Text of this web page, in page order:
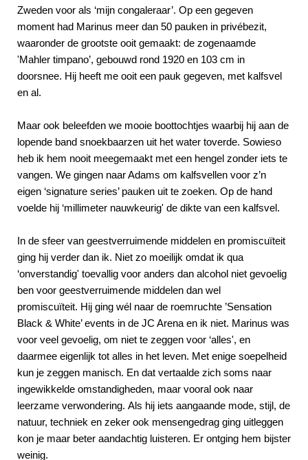
Zweden voor als ‘mijn congaleraar’. Op een gegeven
moment had Marinus meer dan 50 pauken in privébezit,
waaronder de grootste ooit gemaakt: de zogenaamde
'Mahler timpano’, gebouwd rond 1920 en 103 cm in
doorsnee. Hij heeft me ooit een pauk gegeven, met kalfsvel
en al.
Maar ook beleefden we mooie boottochtjes waarbij hij aan de
lopende band snoekbaarzen uit het water toverde. Sowieso
heb ik hem nooit meegemaakt met een hengel zonder iets te
vangen. We gingen naar Adams om kalfsvellen voor z’n
eigen ‘signature series’ pauken uit te zoeken. Op de hand
voelde hij ‘millimeter nauwkeurig' de dikte van een kalfsvel.
In de sfeer van geestverruimende middelen en promiscuïteit
ging hij verder dan ik. Niet zo moeilijk omdat ik qua
‘onverstandig' toevallig voor anders dan alcohol niet gevoelig
ben voor geestverruimende middelen dan wel
promiscuïteit. Hij ging wél naar de roemruchte ’Sensation
Black & White’ events in de JC Arena en ik niet. Marinus was
voor veel gevoelig, om niet te zeggen voor ‘alles', en
daarmee eigenlijk tot alles in het leven. Met enige soepelheid
kun je zeggen manisch. En dat vertaalde zich soms naar
ingewikkelde omstandigheden, maar vooral ook naar
leerzame verwondering. Als hij iets aangaande mode, stijl, de
natuur, techniek en zeker ook mensengedrag ging uitleggen
kon je maar beter aandachtig luisteren. Er ontging hem bijster
weinig.